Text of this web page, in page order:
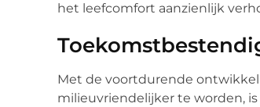
het leefcomfort aanzienlijk
Met de voortdurende
milieuvriendelijker te worden,